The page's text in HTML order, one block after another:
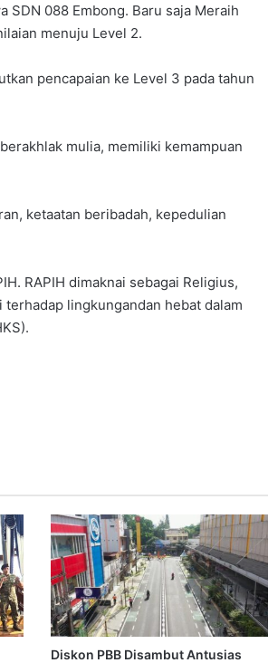
SDN 088 Embong. Baru saja Meraih
menuju Level 2.
pencapaian ke Level 3 pada tahun
mulia, memiliki kemampuan
ketaatan beribadah, kepedulian
RAPIH dimaknai sebagai Religius,
lingkungandan hebat dalam
Diskon PBB Disambut Antusias